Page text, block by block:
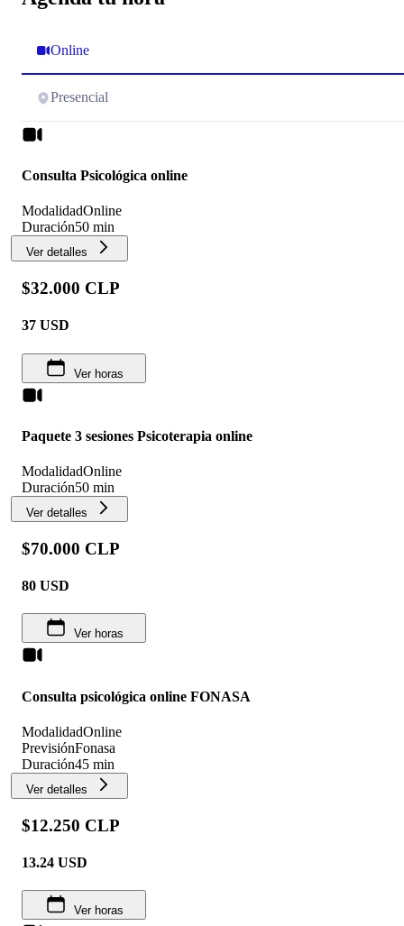
Online
Presencial
Consulta Psicológica online
ModalidadOnline
Duración50 min
Ver detalles
$32.000 CLP
37 USD
Ver horas
Paquete 3 sesiones Psicoterapia online
ModalidadOnline
Duración50 min
Ver detalles
$70.000 CLP
80 USD
Ver horas
Consulta psicológica online FONASA
ModalidadOnline
PrevisiónFonasa
Duración45 min
Ver detalles
$12.250 CLP
13.24 USD
Ver horas